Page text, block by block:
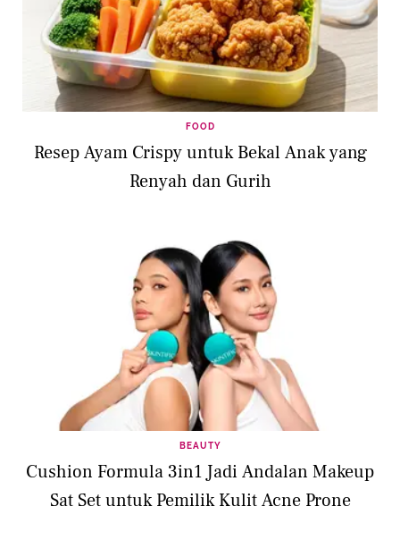
FOOD
Resep Ayam Crispy untuk Bekal Anak yang
Renyah dan Gurih
BEAUTY
Cushion Formula 3in1 Jadi Andalan Makeup
Sat Set untuk Pemilik Kulit Acne Prone